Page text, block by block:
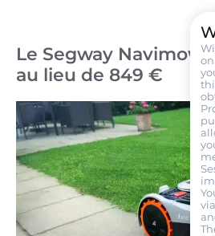
Le Segway Navimow
au lieu de 849 €